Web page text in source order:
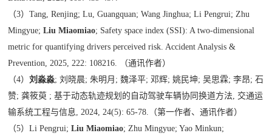
（3）Tang, Renjing; Lu, Guangquan; Wang Jinghua; Li Pengrui; Zhu
Mingyue;Liu Miaomiao; Safety space index (SSI): A two-dimensional
metric for quantifying drivers perceived risk. Accident Analysis &
Prevention, 2025, 222: 108216.
（通讯作者）
（4）刘淼淼;刘晓晨;朱明月 ;魏泽平; 邓辉;姚民坤;吴思霖;李昂;石
赞;龚筱萸 ;基于动态轨迹规划的自动驾驶车辆协同换道方法, 交通运
输系统工程与信息, 2024, 24(5): 65-78. （第一作者、通讯作者）
（5）Li Pengrui;Liu Miaomiao; Zhu Mingyue; Yao Minkun;